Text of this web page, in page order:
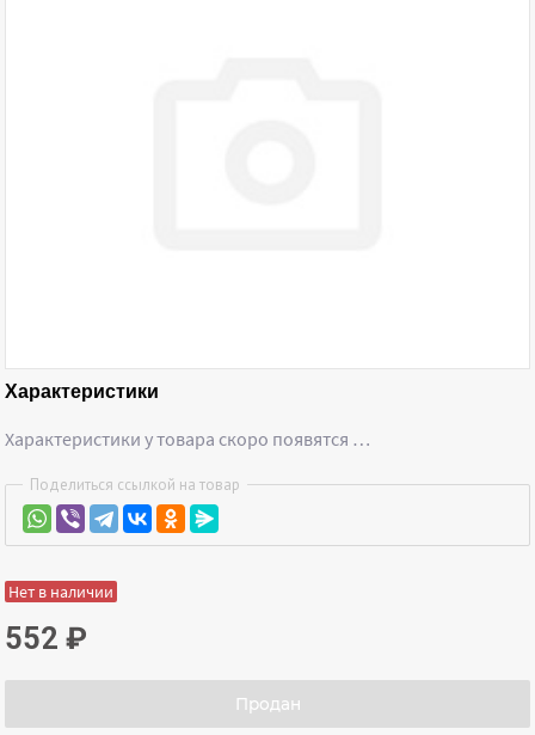
Характеристики
Характеристики у товара скоро появятся …
Поделиться ссылкой на товар
Нет в наличии
552₽
Продан